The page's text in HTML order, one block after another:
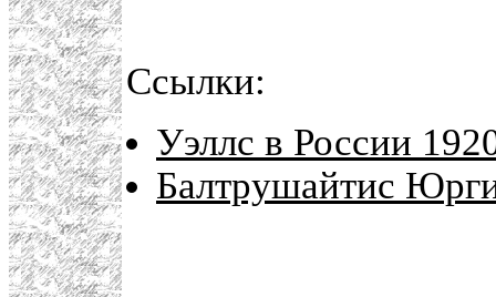
Ссылки:
Уэллс в России
Балтрушайтис